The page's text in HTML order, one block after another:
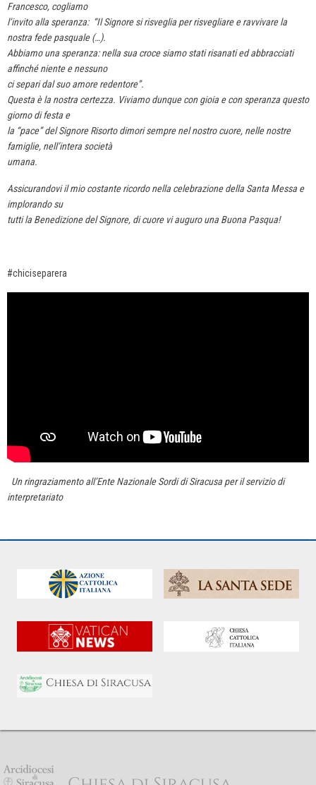
Francesco, cogliamo
l’invito alla speranza: “Il Signore si risveglia per risvegliare e ravvivare la
nostra fede pasquale (…).
Abbiamo una speranza: nella sua crocesiamo stati risanati ed abbracciati
affinché niente e nessuno
ci separi dal suo amore redentore”.
Questa è la nostra certezza. Viviamo dunque con gioia e con speranza questo
giorno di festa e
la “pace” del Signore Risorto dimori sempre nel nostro cuore, nelle nostre
famiglie, nell’intera società
umana.
Assicurandovi il mio costante ricordo nella celebrazione della Santa Messa e
implorando su
tutti la Benedizione del Signore, di cuore vi auguro una Buona Pasqua!
#chiciseparera
Un ringraziamento all’Ente Nazionale Sordi di Siracusa per il servizio di
interpretariato